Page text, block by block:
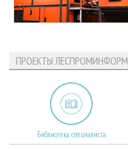
ПРОЕКТЫ ЛЕСПРОМИНФОРМ
Библиотека специалиста